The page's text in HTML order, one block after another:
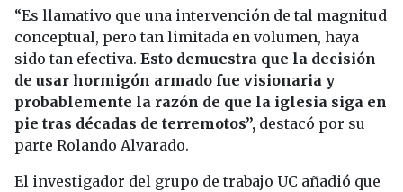
“Es llamativo que una intervención de tal magnitud
conceptual, pero tan limitada en volumen, haya
sido tan efectiva. Esto demuestra que la decisión
de usar hormigón armado fue visionaria y
probablemente la razón de que la iglesia siga en
pie tras décadas de terremotos”, destacó por su
parte Rolando Alvarado.
El investigador del grupo de trabajo UC añadió que